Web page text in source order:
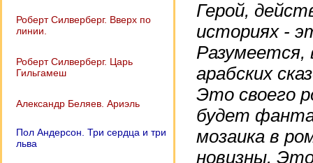
Роберт Силверберг. Вверх по
линии.
Роберт Силверберг. Царь
Гильгамеш
Александр Беляев. Ариэль
Пол Андерсон. Три сердца и три
льва
Герой,
историях -
Разумеется,
арабских
Это своего
будет
мозаика в
новизны.